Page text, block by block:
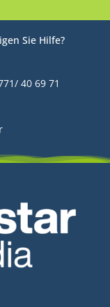
Sie Hilfe?
40 69 71